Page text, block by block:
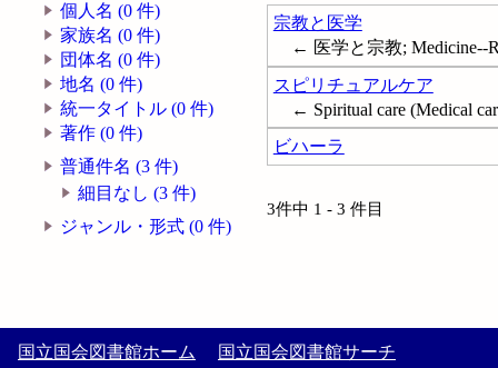
個人名 (0 件)
家族名 (0 件)
団体名 (0 件)
地名 (0 件)
統一タイトル (0 件)
著作 (0 件)
普通件名 (3 件)
細目なし (3 件)
ジャンル・形式 (0 件)
宗教と医学
← 医学と宗教; Medicine--
スピリチュアルケア
← Spiritual care (Medical
ビハーラ
3件中 1 - 3 件目
国立国会図書館ホーム 国立国会図書館サーチ